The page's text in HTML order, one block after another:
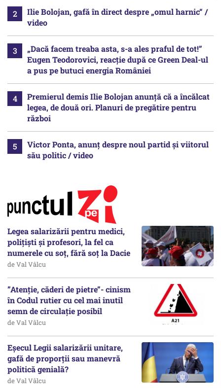
Ilie Bolojan, gafă în direct despre „omul harnic“ /
video
„Dacă facem treaba asta, s-a ales praful de tot!”
Eugen Teodorovici, reacție după ce Green Deal-ul
a pus pe butuci energia României
Premierul demis Ilie Bolojan anunță că a încălcat
legea, de două ori. Planuri de pregătire pentru
război
Victor Ponta, anunț despre noul partid și viitorul
său politic / video
Legea salarizării pentru medici,
polițiști și profesori, la fel ca
numerele cu soț, fără soț la Dacie
de Val Vâlcu
”Atenție, căderi de pietre”- cinism
în Codul rutier cu cel mai inutil
semn de circulație posibil
de Val Vâlcu
Eșecul Legii salarizării unitare,
gafă de proporții sau manevră
politică genială?
de Val Vâlcu